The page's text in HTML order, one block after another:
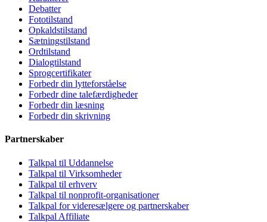
Debatter
Fototilstand
Opkaldstilstand
Sætningstilstand
Ordtilstand
Dialogtilstand
Sprogcertifikater
Forbedr din lytteforståelse
Forbedr dine talefærdigheder
Forbedr din læsning
Forbedr din skrivning
Partnerskaber
Talkpal til Uddannelse
Talkpal til Virksomheder
Talkpal til erhverv
Talkpal til nonprofit-organisationer
Talkpal for videresælgere og partnerskaber
Talkpal Affiliate